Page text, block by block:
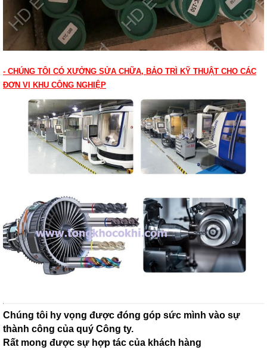
- CHÚNG TÔI CÓ XƯỞNG SỬA CHỮA, BẢO TRÌ KỸ THUẬT CHO CÁC
ĐƠN VỊ KHU CÔNG NGHIỆP
Chúng tôi hy vọng được đóng góp sức mình vào sự
thành công của quý Công ty.
Rất mong được sự hợp tác của khách hàng